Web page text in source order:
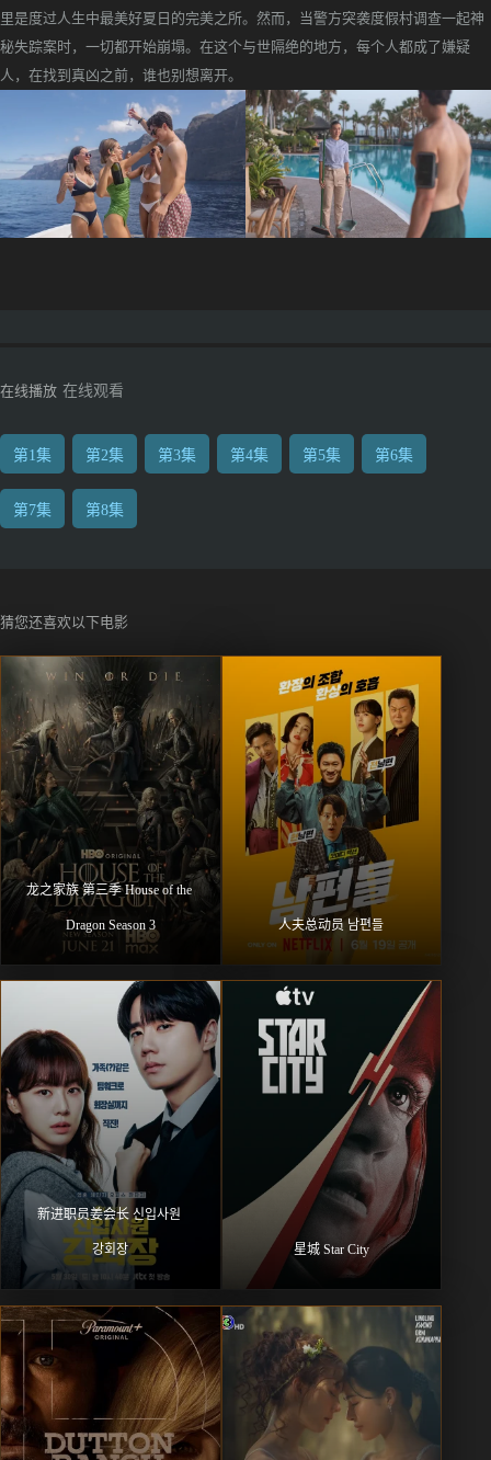
里是度过人生中最美好夏日的完美之所。然而，当警方突袭度假村调查一起神
秘失踪案时，一切都开始崩塌。在这个与世隔绝的地方，每个人都成了嫌疑
人，在找到真凶之前，谁也别想离开。
在线播放 在线观看
第1集 第2集 第3集 第4集 第5集 第6集
第7集 第8集
猜您还喜欢以下电影
龙之家族 第三季 House of the
Dragon Season 3 人夫总动员 남편들
新进职员姜会长 신입사원
강회장 星城 Star City